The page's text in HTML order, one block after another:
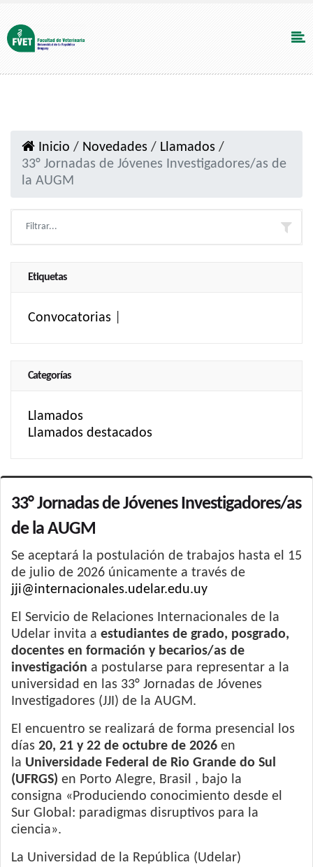
Inicio / Novedades / Llamados /
33° Jornadas de Jóvenes Investigadores/as de
la AUGM
Etiquetas
Convocatorias
Categorías
Llamados
Llamados destacados
33° Jornadas de Jóvenes Investigadores/as
de la AUGM
Se aceptará la postulación de trabajos hasta el 15
de julio de 2026 únicamente a través de
jji@internacionales.udelar.edu.uy
El Servicio de Relaciones Internacionales de la
Udelar invita a estudiantes de grado, posgrado,
docentes en formación y becarios/as de
investigación a postularse para representar a la
universidad en las 33° Jornadas de Jóvenes
Investigadores (JJI) de la AUGM.
El encuentro se realizará de forma presencial los
días 20, 21 y 22 de octubre de 2026 en
la Universidade Federal de Rio Grande do Sul
(UFRGS) en Porto Alegre, Brasil , bajo la
consigna «Produciendo conocimiento desde el
Sur Global: paradigmas disruptivos para la
ciencia».
La Universidad de la República (Udelar)